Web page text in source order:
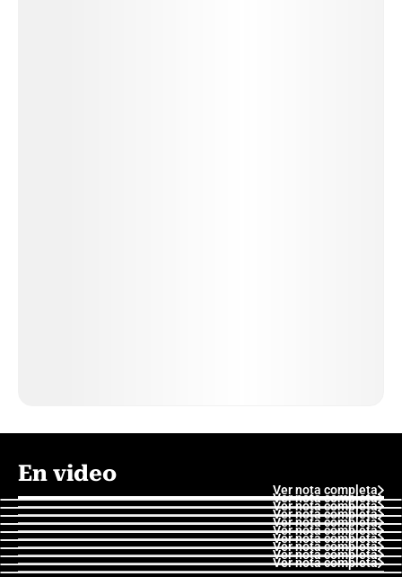
En video
Ver nota completa
Ver nota completa
Ver nota completa
Ver nota completa
Ver nota completa
Ver nota completa
Ver nota completa
Ver nota completa
Ver nota completa
Ver nota completa